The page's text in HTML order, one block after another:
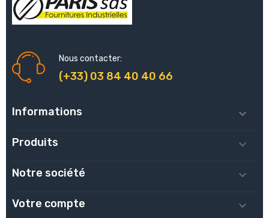
Nous contacter:
(+33) 03 84 40 40 66
Informations 
Produits 
Notre société 
Votre compte 